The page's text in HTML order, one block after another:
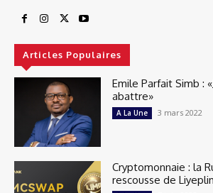
Articles Populaires
Emile Parfait Simb :
abattre»
A La Une 3 mars 2022
Cryptomonnaie : la
rescousse de